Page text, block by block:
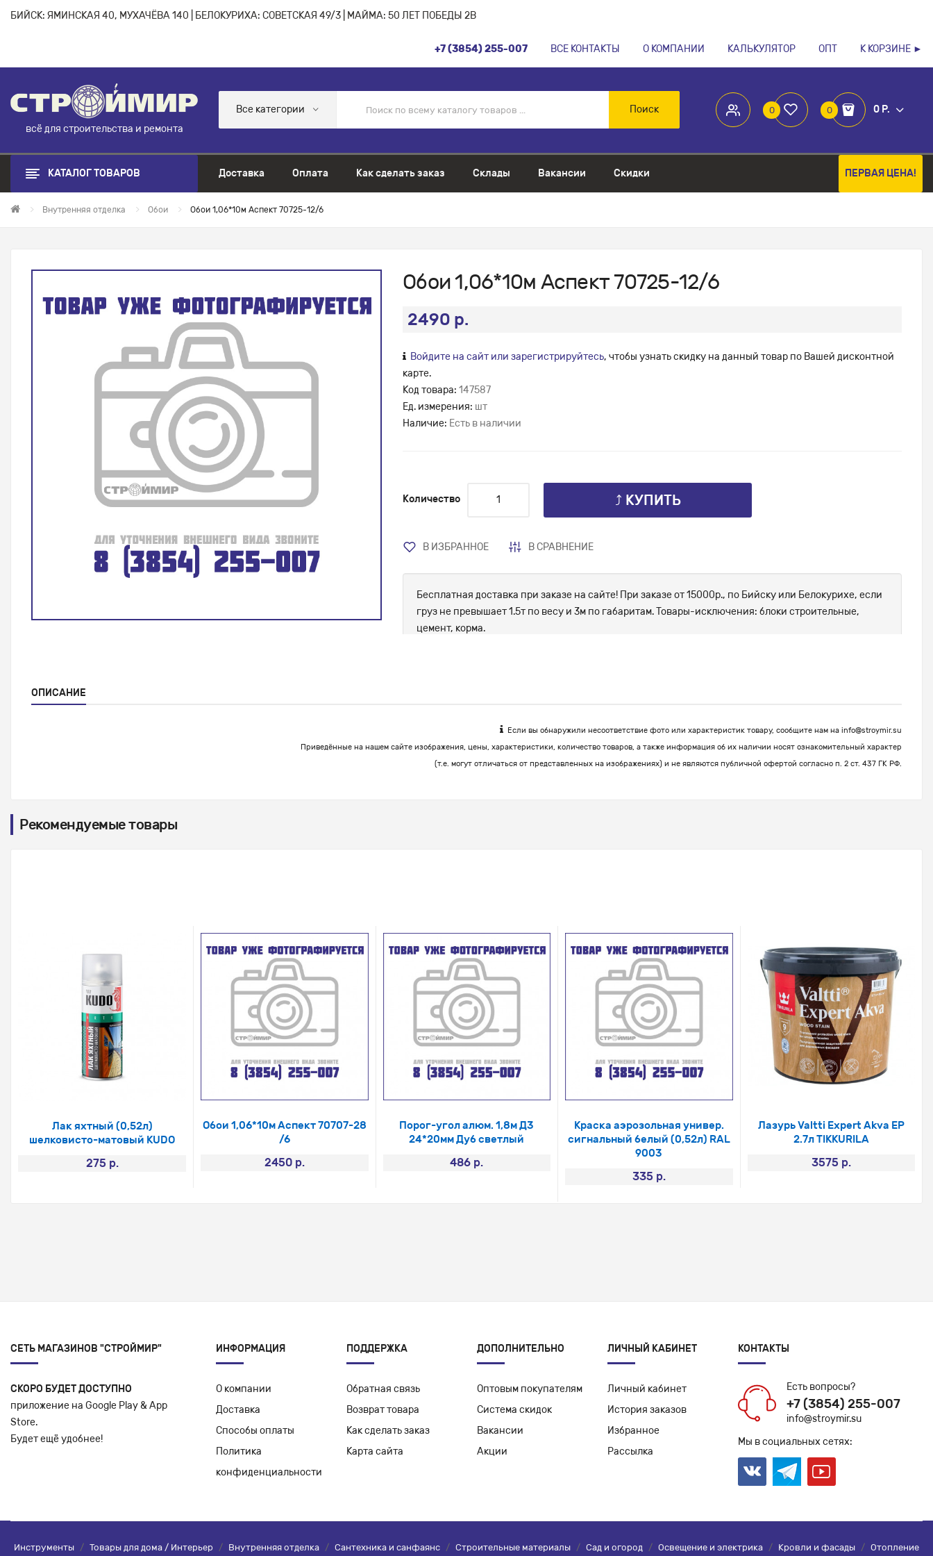
БИЙСК: ЯМИНСКАЯ 40, МУХАЧЁВА 140 | БЕЛОКУРИХА: СОВЕТСКАЯ 49/3 | МАЙМА: 50 ЛЕТ ПОБЕДЫ 2В
+7 (3854) 255-007 ВСЕ КОНТАКТЫ О КОМПАНИИ КАЛЬКУЛЯТОР ОПТ К КОРЗИНЕ ►
всё для строительства и ремонта
0 0 0 Р.
Все категории Поиск
КАТАЛОГ ТОВАРОВ Доставка Оплата Как сделать заказ Склады Вакансии Скидки ПЕРВАЯ ЦЕНА!
Внутренняя отделка Обои Обои 1,06*10м Аспект 70725-12/6
Обои 1,06*10м Аспект 70725-12/6
2490 р.
Войдите на сайт или зарегистрируйтесь, чтобы узнать скидку на данный товар по Вашей дисконтной
карте.
Код товара: 147587
Ед. измерения: шт
Наличие: Есть в наличии
Количество ⤴ КУПИТЬ
В ИЗБРАННОЕ В СРАВНЕНИЕ
Бесплатная доставка при заказе на сайте! При заказе от 15000р., по Бийску или Белокурихе, если
груз не превышает 1.5т по весу и 3м по габаритам. Товары-исключения: блоки строительные,
цемент, корма.
ОПИСАНИЕ
Если вы обнаружили несоответствие фото или характеристик товару, сообщите нам на info@stroymir.su
Приведённые на нашем сайте изображения, цены, характеристики, количество товаров, а также информация об их наличии носят ознакомительный характер
(т.е. могут отличаться от представленных на изображениях) и не являются публичной офертой согласно п. 2 ст. 437 ГК РФ.
Рекомендуемые товары
Лак яхтный (0,52л)
шелковисто-матовый KUDO
275 р.
Обои 1,06*10м Аспект 70707-28
/6
2450 р.
Порог-угол алюм. 1,8м Д3
24*20мм Дуб светлый
486 р.
Краска аэрозольная универ.
сигнальный белый (0,52л) RAL
9003
335 р.
Лазурь Valtti Expert Akva EP
2.7л TIKKURILA
3575 р.
СЕТЬ МАГАЗИНОВ "СТРОЙМИР"
СКОРО БУДЕТ ДОСТУПНО
приложение на Google Play & App
Store.
Будет ещё удобнее!
ИНФОРМАЦИЯ
О компании
Доставка
Способы оплаты
Политика
конфиденциальности
ПОДДЕРЖКА
Обратная связь
Возврат товара
Как сделать заказ
Карта сайта
ДОПОЛНИТЕЛЬНО
Оптовым покупателям
Система скидок
Вакансии
Акции
ЛИЧНЫЙ КАБИНЕТ
Личный кабинет
История заказов
Избранное
Рассылка
КОНТАКТЫ
Есть вопросы?
+7 (3854) 255-007
info@stroymir.su
Мы в социальных сетях:
Инструменты / Товары для дома / Интерьер / Внутренняя отделка / Сантехника и санфаянс / Строительные материалы / Сад и огород / Освещение и электрика / Кровли и фасады / Отопление